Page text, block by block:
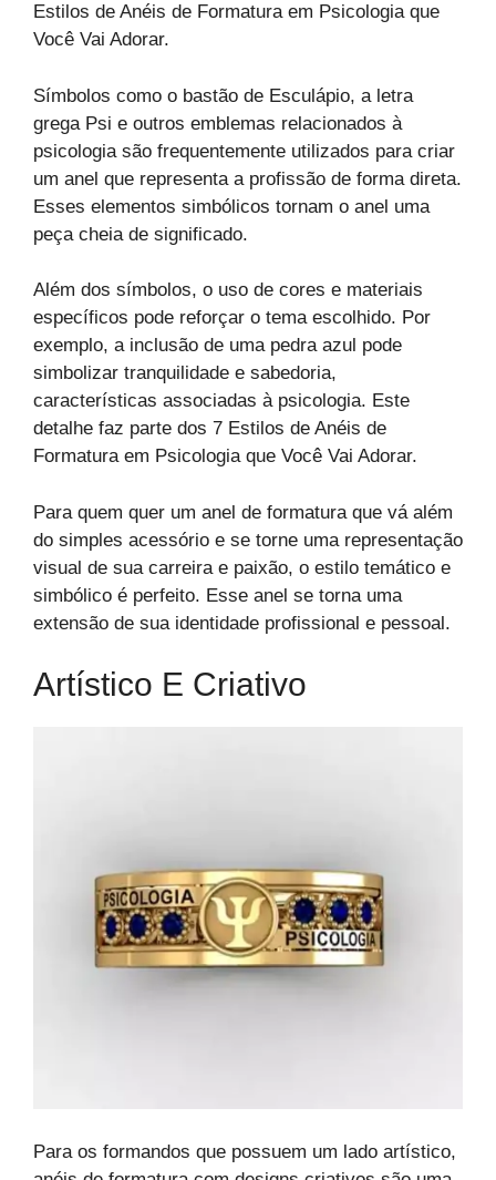
Estilos de Anéis de Formatura em Psicologia que
Você Vai Adorar.
Símbolos como o bastão de Esculápio, a letra
grega Psi e outros emblemas relacionados à
psicologia são frequentemente utilizados para criar
um anel que representa a profissão de forma direta.
Esses elementos simbólicos tornam o anel uma
peça cheia de significado.
Além dos símbolos, o uso de cores e materiais
específicos pode reforçar o tema escolhido. Por
exemplo, a inclusão de uma pedra azul pode
simbolizar tranquilidade e sabedoria,
características associadas à psicologia. Este
detalhe faz parte dos 7 Estilos de Anéis de
Formatura em Psicologia que Você Vai Adorar.
Para quem quer um anel de formatura que vá além
do simples acessório e se torne uma representação
visual de sua carreira e paixão, o estilo temático e
simbólico é perfeito. Esse anel se torna uma
extensão de sua identidade profissional e pessoal.
Artístico E Criativo
Para os formandos que possuem um lado artístico,